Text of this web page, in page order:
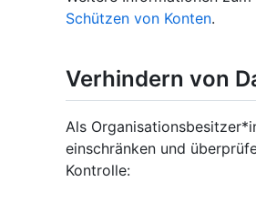
Schützen von Konten.
Verhindern von
Als
einschränken und
Kontrolle: